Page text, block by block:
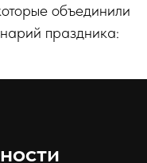
объединили
праздника: